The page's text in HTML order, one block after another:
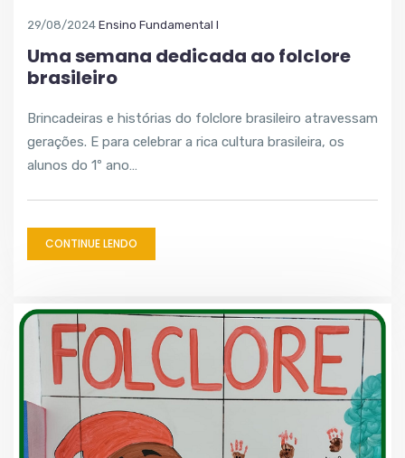
29/08/2024 Ensino Fundamental I
Uma semana dedicada ao folclore
brasileiro
Brincadeiras e histórias do folclore brasileiro atravessam
gerações. E para celebrar a rica cultura brasileira, os
alunos do 1º ano…
CONTINUE LENDO